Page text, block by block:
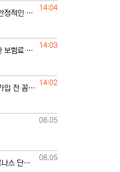
등록일
14:04
보험비교사이트를 통해 안정적인 보험 준비하는 방법
등록일
14:03
보험비교사이트를 활용한 보험료 절약과 보장 관리
등록일
14:02
보험비교사이트로 보험 가입 전 꼼꼼한 비교하기
등록일
08.05
등록일
08.05
인스케이프 양양 by 파르나스 단일 본부 모집